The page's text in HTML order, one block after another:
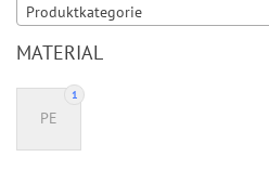
Produktkategorie
MATERIAL
1
PE